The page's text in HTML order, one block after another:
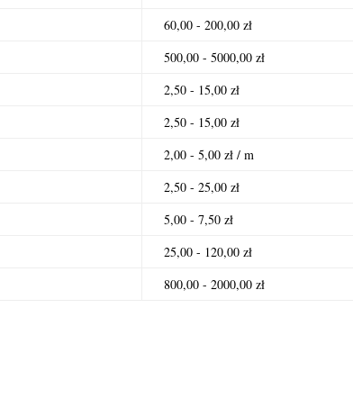
60,00 - 200,00 zł
500,00 - 5000,00 zł
2,50 - 15,00 zł
2,50 - 15,00 zł
2,00 - 5,00 zł / m
2,50 - 25,00 zł
5,00 - 7,50 zł
25,00 - 120,00 zł
800,00 - 2000,00 zł